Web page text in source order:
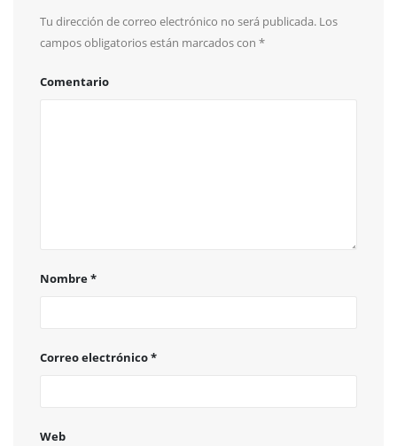
Tu dirección de correo electrónico no será publicada. Los
campos obligatorios están marcados con *
Comentario
Nombre*
Correo electrónico*
Web